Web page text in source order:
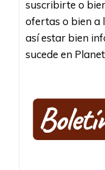
suscribirte o
ofertas o bien a
así estar bien
sucede en